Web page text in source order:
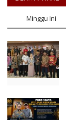
Minggu Ini